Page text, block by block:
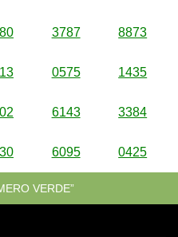
3787 8873
0575 1435
6143 3384
6095 0425
VERDE”